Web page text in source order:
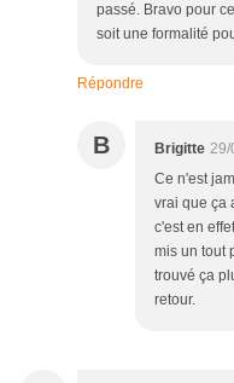
passé. Bravo pour
soit une formalité
Répondre
B Brigitte 29/
Ce n'est
vrai que ça
c'est en
mis un tout
trouvé ça
retour.